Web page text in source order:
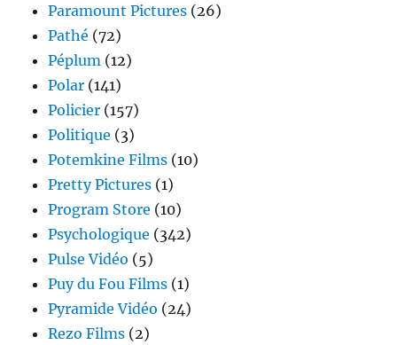
Paramount Pictures (26)
Pathé (72)
Péplum (12)
Polar (141)
Policier (157)
Politique (3)
Potemkine Films (10)
Pretty Pictures (1)
Program Store (10)
Psychologique (342)
Pulse Vidéo (5)
Puy du Fou Films (1)
Pyramide Vidéo (24)
Rezo Films (2)